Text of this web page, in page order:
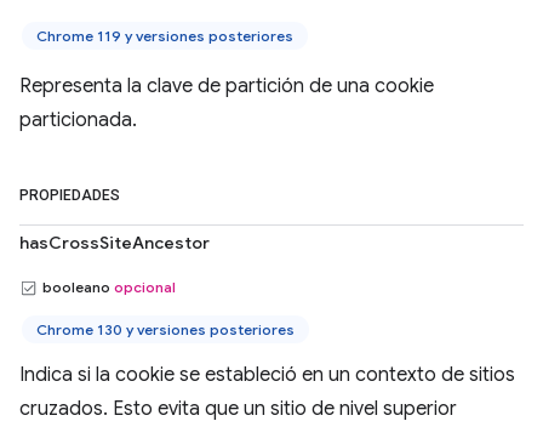
Chrome 119 y versiones posteriores
Representa la clave de partición de una cookie
particionada.
PROPIEDADES
hasCrossSiteAncestor
booleano opcional
Chrome 130 y versiones posteriores
Indica si la cookie se estableció en un contexto de sitios
cruzados. Esto evita que un sitio de nivel superior